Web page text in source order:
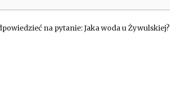
na pytanie: Jaka woda u Żywulskiej?